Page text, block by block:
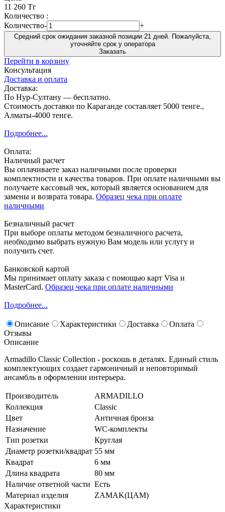
11 260 Тг
Количество :
Количество- +
Средний срок ожидания заказной позиции 21 дней. Пожалуйста,
уточняйте срок у оператора
Заказать
Перейти в корзину
Консультация
Доставка и оплата
Доставка:
По Нур-Султану — бесплатно.
Стоимость доставки по Караганде составляет 5000 тенге.,
Алматы-4000 тенге.
Подробнее...
Оплата:
Наличный расчет
Вы оплачиваете заказ наличными после проверки
комплектности и качества товаров. При оплате наличными вы
получаете кассовый чек, который является основанием для
замены и возврата товара. Образец чека при оплате
наличными
Безналичный расчет
При выборе оплаты методом безналичного расчета,
необходимо выбрать нужную Вам модель или услугу и
получить счет.
Банковской картой
Мы принимает оплату заказа с помощью карт Visa и
MasterCard. Образец чека при оплате наличными
Подробнее...
Описание Характеристики Доставка
Оплата
Отзывы
Описание
Armadillo Classic Collection - роскошь в деталях. Единый стиль
комплектующих создает гармоничный и неповторимый
ансамбль в оформлении интерьера.
Производитель
ARMADILLO
Коллекция
Classic
Цвет
Античная бронза
Назначение
WC-комплекты
Тип розетки
Круглая
Диаметр розетки/квадрат 55 мм
Квадрат
6 мм
Длина квадрата
80 мм
Наличие ответной части Есть
Материал изделия
ZAMAK(ЦАМ)
Характеристики